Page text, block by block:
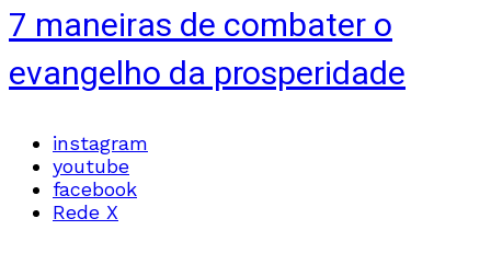
7 maneiras de combater o
evangelho da prosperidade
instagram
youtube
facebook
Rede X